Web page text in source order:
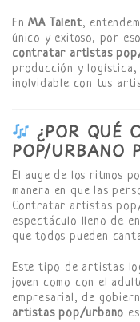
EnMA Talent,
único y exitoso, por
contratar artistas
producción y logística,
inolvidable con tus
¿POR QUÉ
POP/URBANO
El auge de los ritmos
manera en que las
Contratar artistas
espectáculo lleno de
que todos pueden
Este tipo de artistas
joven como con el
empresarial, de
artistas pop/urbano